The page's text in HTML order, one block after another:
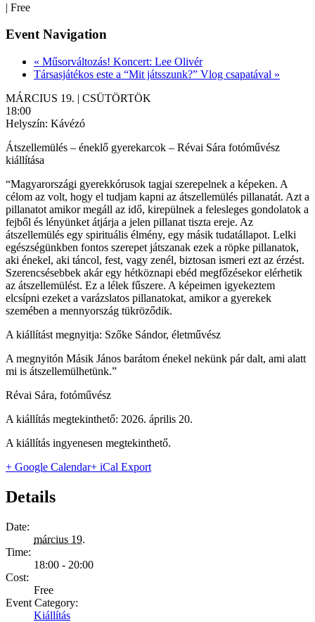
| Free
Event Navigation
« Műsorváltozás! Koncert: Lee Olivér
Társasjátékos este a “Mit játsszunk?” Vlog csapatával »
MÁRCIUS 19. | CSÜTÖRTÖK
18:00
Helyszín: Kávézó
Átszellemülés – éneklő gyerekarcok – Révai Sára fotóművész
kiállítása
“Magyarországi gyerekkórusok tagjai szerepelnek a képeken. A
célom az volt, hogy el tudjam kapni az átszellemülés pillanatát. Azt a
pillanatot amikor megáll az idő, kirepülnek a felesleges gondolatok a
fejből és lényünket átjárja a jelen pillanat tiszta ereje. Az
átszellemülés egy spirituális élmény, egy másik tudatállapot. Lelki
egészségünkben fontos szerepet játszanak ezek a röpke pillanatok,
aki énekel, aki táncol, fest, vagy zenél, biztosan ismeri ezt az érzést.
Szerencsésebbek akár egy hétköznapi ebéd megfőzésekor elérhetik
az átszellemülést. Ez a lélek fűszere. A képeimen igyekeztem
elcsípni ezeket a varázslatos pillanatokat, amikor a gyerekek
szemében a mennyország tükröződik.
A kiállítást megnyitja: Szőke Sándor, életművész
A megnyitón Másik János barátom énekel nekünk pár dalt, ami alatt
mi is átszellemülhetünk.”
Révai Sára, fotóművész
A kiállítás megtekinthető: 2026. április 20.
A kiállítás ingyenesen megtekinthető.
+ Google Calendar+ iCal Export
Details
Date:
március 19.
Time:
18:00 - 20:00
Cost:
Free
Event Category:
Kiállítás